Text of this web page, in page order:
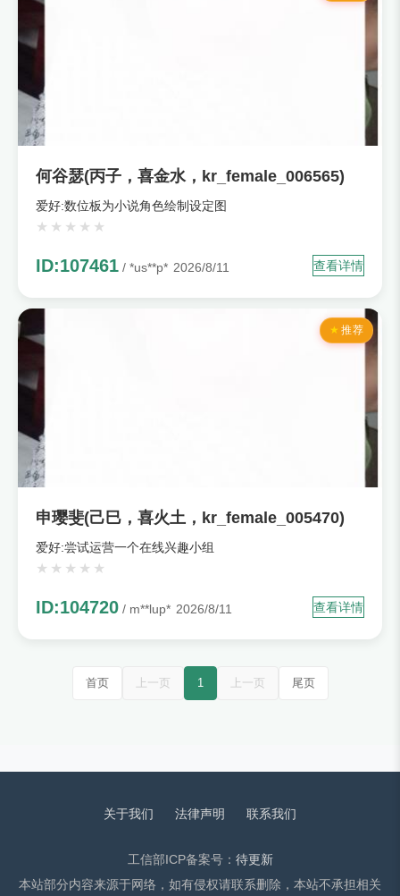
何谷瑟(丙子，喜金水，kr_female_006565)
爱好:数位板为小说角色绘制设定图
ID:107461 / *us**p* 2026/8/11 查看详情
推荐
申璎斐(己巳，喜火土，kr_female_005470)
爱好:尝试运营一个在线兴趣小组
ID:104720 / m**lup* 2026/8/11 查看详情
首页 上一页 1 上一页 尾页
关于我们 法律声明 联系我们
工信部ICP备案号： 待更新
本站部分内容来源于网络，如有侵权请联系删除，本站不承担相关